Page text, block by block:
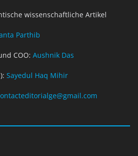
wissenschaftliche Artikel
Parthib
COO: Aushnik Das
Sayedul Haq Mihir